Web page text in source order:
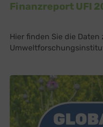
Finanzreport UFI
Hier finden Sie die